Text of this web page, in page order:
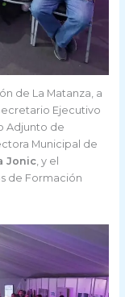
de La Matanza, a
Ejecutivo
Adjunto de
Municipal de
Jonic, y el
de Formación